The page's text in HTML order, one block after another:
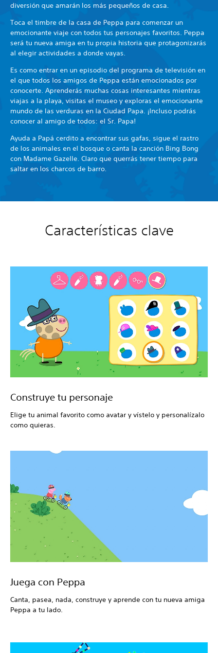
diversión que amarán los más pequeños de casa.
Toca el timbre de la casa de Peppa para comenzar un
emocionante viaje con todos tus personajes favoritos. Peppa
será tu nueva amiga en tu propia historia que protagonizarás
al elegir actividades a donde vayas.
Es como entrar en un episodio del programa de televisión en
el que todos los amigos de Peppa están emocionados por
conocerte. Aprenderás muchas cosas interesantes mientras
viajas a la playa, visitas el museo y exploras el emocionante
mundo de las verduras en la Ciudad Papa. ¡Incluso podrás
conocer al amigo de todos: el Sr. Papa!
Ayuda a Papá cerdito a encontrar sus gafas, sigue el rastro
de los animales en el bosque o canta la canción Bing Bong
con Madame Gazelle. Claro que querrás tener tiempo para
saltar en los charcos de barro.
Características clave
Construye tu personaje
Elige tu animal favorito como avatar y vístelo y personalízalo
como quieras.
Juega con Peppa
Canta, pasea, nada, construye y aprende con tu nueva amiga
Peppa a tu lado.